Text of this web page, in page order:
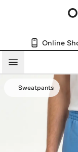
Online
Menü
Sweatpants